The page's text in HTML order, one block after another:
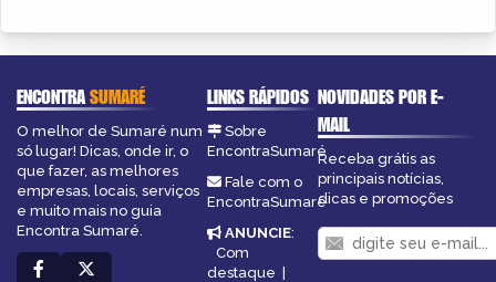
ENCONTRASUMARÉ
O melhor de Sumaré num
só lugar! Dicas, onde ir, o
que fazer, as melhores
empresas, locais, serviços
e muito mais no guia
Encontra Sumaré.
LINKS RÁPIDOS
Sobre
EncontraSumaré
Fale com o
EncontraSumaré
ANUNCIE:
Com
destaque
NOVIDADES POR E-
MAIL
Receba grátis as
principais notícias,
dicas e promoções